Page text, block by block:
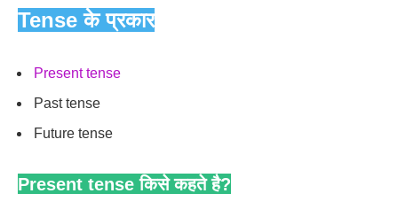
Tense के प्रकार
Present tense
Past tense
Future tense
Present tense किसे कहते है?